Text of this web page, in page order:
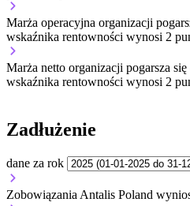
Marża operacyjna organizacji
wskaźnika rentowności wynosi 2
Marża netto organizacji pogarsza
wskaźnika rentowności wynosi 2
Zadłużenie
dane za rok
Zobowiązania Antalis Poland